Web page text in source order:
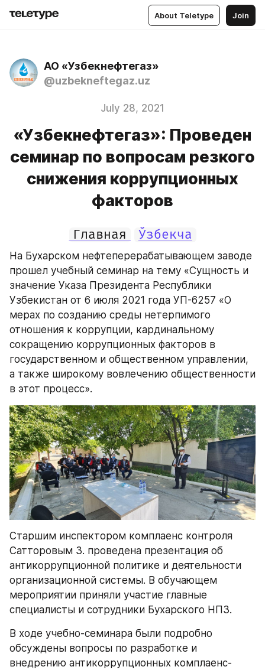
About Teletype Join
АО «Узбекнефтегаз»
@uzbekneftegaz.uz
July 28, 2021
«Узбекнефтегаз»: Проведен
семинар по вопросам резкого
снижения коррупционных
факторов
Главная Ўзбекча
На Бухарском нефтеперерабатывающем заводе
прошел учебный семинар на тему «Сущность и
значение Указа Президента Республики
Узбекистан от 6 июля 2021 года УП-6257 «О
мерах по созданию среды нетерпимого
отношения к коррупции, кардинальному
сокращению коррупционных факторов в
государственном и общественном управлении,
а также широкому вовлечению общественности
в этот процесс».
Старшим инспектором комплаенс контроля
Сатторовым З. проведена презентация об
антикоррупционной политике и деятельности
организационной системы. В обучающем
мероприятии приняли участие главные
специалисты и сотрудники Бухарского НПЗ.
В ходе учебно-семинара были подробно
обсуждены вопросы по разработке и
внедрению антикоррупционных комплаенс-